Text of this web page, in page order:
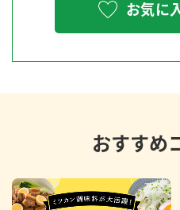
お気に
おすすめ